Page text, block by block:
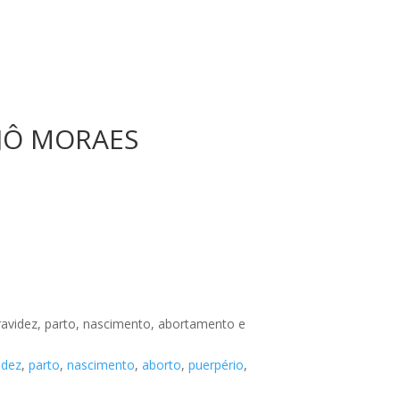
MORAES
parto, nascimento, abortamento e
,parto,nascimento,aborto,puerpério,